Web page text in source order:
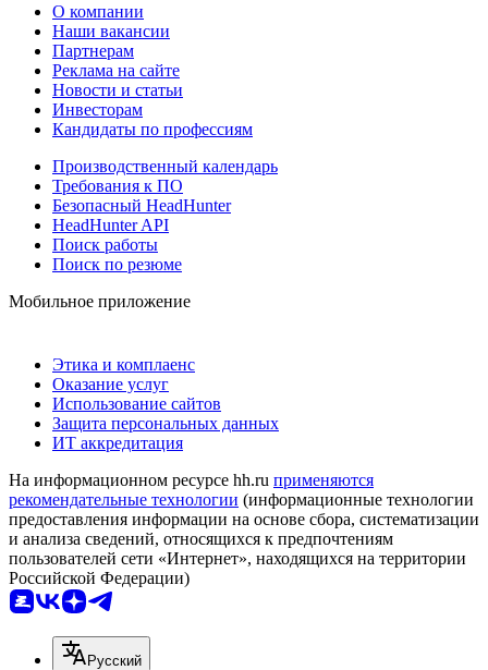
О компании
Наши вакансии
Партнерам
Реклама на сайте
Новости и статьи
Инвесторам
Кандидаты по профессиям
Производственный календарь
Требования к ПО
Безопасный HeadHunter
HeadHunter API
Поиск работы
Поиск по резюме
Мобильное приложение
Этика и комплаенс
Оказание услуг
Использование сайтов
Защита персональных данных
ИТ аккредитация
На информационном ресурсе hh.ru применяются
рекомендательные технологии (информационные технологии
предоставления информации на основе сбора, систематизации
и анализа сведений, относящихся к предпочтениям
пользователей сети «Интернет», находящихся на территории
Российской Федерации)
Русский